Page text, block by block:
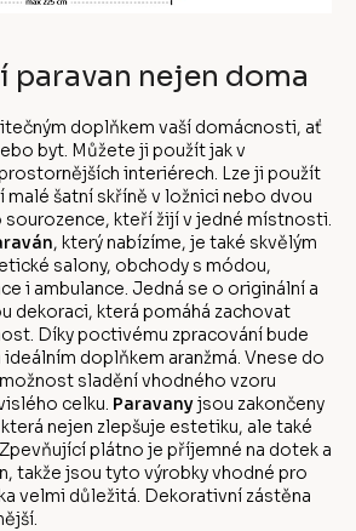
paravan nejen doma
doplňkem vaší domácnosti, ať
byt. Můžete ji použít jak v
interiérech. Lze ji použít
malé šatní skříně v ložnici nebo dvou
sourozence, kteří žijí v jedné místnosti.
, který nabízíme, je také skvělým
salony, obchody s módou,
i ambulance. Jedná se o originální a
dekoraci, která pomáhá zachovat
Díky poctivému zpracování bude
doplňkem aranžmá. Vnese do
sladění vhodného vzoru
celku. Paravanyjsou zakončeny
nejen zlepšuje estetiku, ale také
plátno je příjemné na dotek a
takže jsou tyto výrobky vhodné pro
velmi důležitá. Dekorativní zástěna